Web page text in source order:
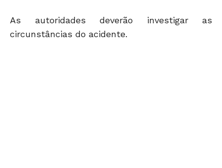
As autoridades deverão investigar as
circunstâncias do acidente.